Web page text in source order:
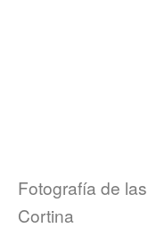
Fotografía de
Cortina